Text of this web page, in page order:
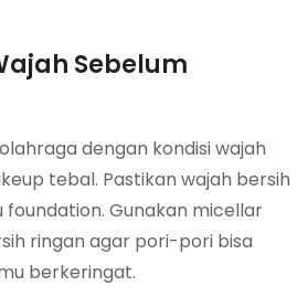
Sebelum
dengan kondisi wajah
tebal. Pastikan wajah bersih
foundation. Gunakan micellar
ringan agar pori-pori bisa
berkeringat.